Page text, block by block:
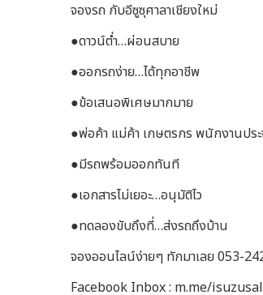
จองรถ กับอีซูซุศาลาเชียงใหม่
●ดาวน์ต่ำ…ผ่อนสบาย
●ออกรถง่าย…ได้ทุกอาชีพ
●ข้อเสนอพิเศษมากมาย
●พ่อค้า แม่ค้า เกษตรกร พนักงานประ
●มีรถพร้อมออกทันที
●เอกสารไม่เยอะ…อนุมัติไว
●ทดลองขับถึงที่…ส่งรถถึงบ้าน
จองออนไลน์ง่ายๆ ทักมาเลย 053-
Facebook Inbox : m.me/